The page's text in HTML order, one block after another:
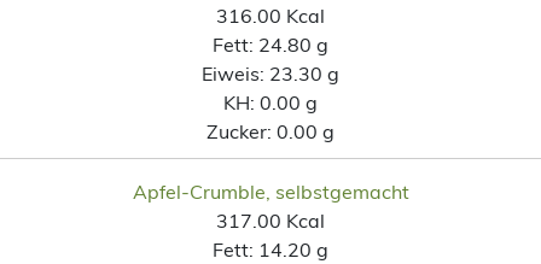
316.00 Kcal
Fett: 24.80 g
Eiweis: 23.30 g
KH: 0.00 g
Zucker: 0.00 g
Apfel-Crumble, selbstgemacht
317.00 Kcal
Fett: 14.20 g